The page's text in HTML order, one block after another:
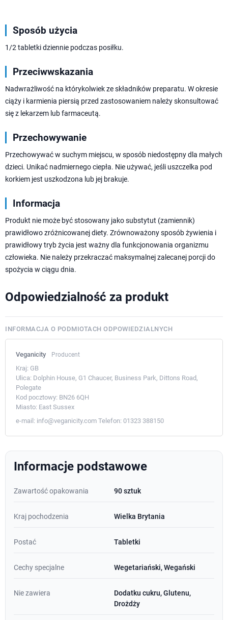
Sposób użycia
1/2 tabletki dziennie podczas posiłku.
Przeciwwskazania
Nadwrażliwość na którykolwiek ze składników preparatu. W okresie
ciąży i karmienia piersią przed zastosowaniem należy skonsultować
się z lekarzem lub farmaceutą.
Przechowywanie
Przechowywać w suchym miejscu, w sposób niedostępny dla małych
dzieci. Unikać nadmiernego ciepła. Nie używać, jeśli uszczelka pod
korkiem jest uszkodzona lub jej brakuje.
Informacja
Produkt nie może być stosowany jako substytut (zamiennik)
prawidłowo zróżnicowanej diety. Zrównoważony sposób żywienia i
prawidłowy tryb życia jest ważny dla funkcjonowania organizmu
człowieka. Nie należy przekraczać maksymalnej zalecanej porcji do
spożycia w ciągu dnia.
Odpowiedzialność za produkt
INFORMACJA O PODMIOTACH ODPOWIEDZIALNYCH
Veganicity Producent
Kraj: GB
Ulica: Dolphin House, G1 Chaucer, Business Park, Dittons Road,
Polegate
Kod pocztowy: BN26 6QH
Miasto: East Sussex
e-mail: info@veganicity.com Telefon: 01323 388150
Informacje podstawowe
Zawartość opakowania 90 sztuk
Kraj pochodzenia Wielka Brytania
Postać Tabletki
Cechy specjalne Wegetariański, Wegański
Nie zawiera
Dodatku cukru, Glutenu,
Drożdży